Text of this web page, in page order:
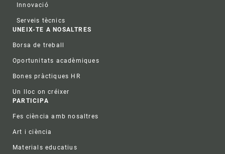
Innovació
Serveis tècnics
UNEIX-TE A NOSALTRES
Borsa de treball
Oportunitats acadèmiques
Bones pràctiques HR
Un lloc on créixer
PARTICIPA
Fes ciència amb nosaltres
Art i ciència
Materials educatius